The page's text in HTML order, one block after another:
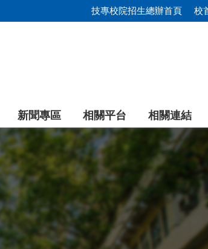
技專校院招生總辦首頁 校
新聞專區 相關平台 相關連結